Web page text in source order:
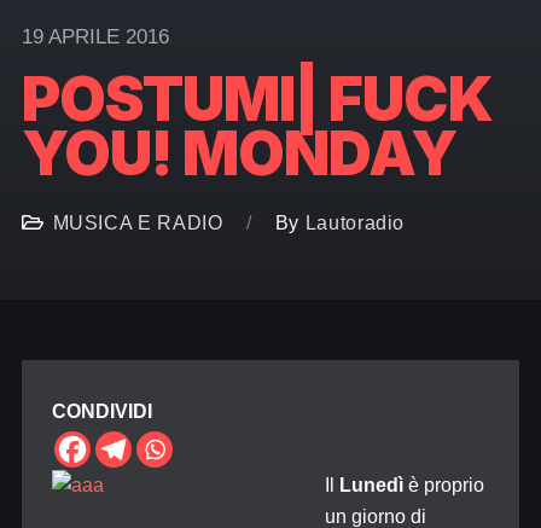
19 APRILE 2016
POSTUMI| FUCK
YOU! MONDAY
MUSICA E RADIO By Lautoradio
CONDIVIDI
Lunedì è proprio
un giorno di